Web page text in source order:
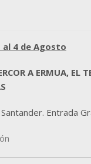
al 4 de Agosto
A ERMUA, EL
Santander. Entrada